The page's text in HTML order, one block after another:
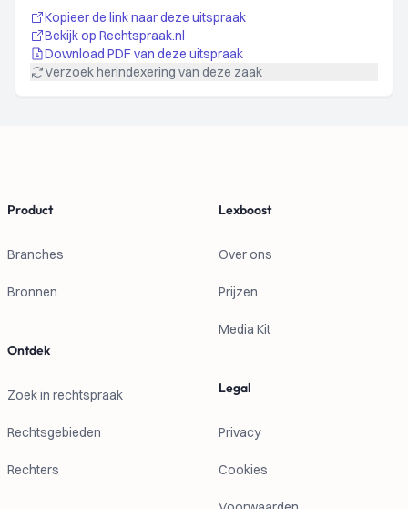
Kopieer de link naar deze uitspraak
Bekijk op Rechtspraak.nl
Download PDF van deze uitspraak
Verzoek herindexering van deze zaak
Product
Branches
Bronnen
Ontdek
Zoek in rechtspraak
Rechtsgebieden
Rechters
Lexboost
Over ons
Prijzen
Media Kit
Legal
Privacy
Cookies